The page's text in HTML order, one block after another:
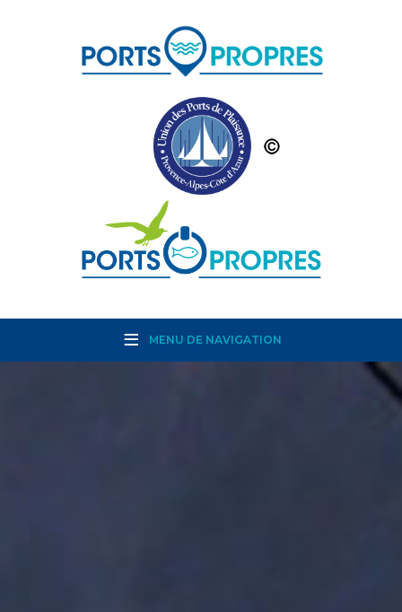
MENU DE NAVIGATION